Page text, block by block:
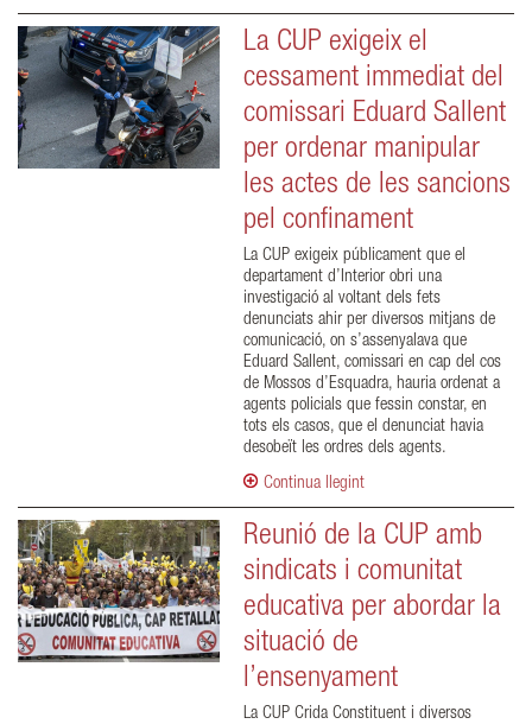
La CUP exigeix el
cessament immediat del
comissari Eduard Sallent
per ordenar manipular
les actes de les sancions
pel confinament
La CUP exigeix públicament que el
departament d’Interior obri una
investigació al voltant dels fets
denunciats ahir per diversos mitjans de
comunicació, on s’assenyalava que
Eduard Sallent, comissari en cap del cos
de Mossos d’Esquadra, hauria ordenat a
agents policials que fessin constar, en
tots els casos, que el denunciat havia
desobeït les ordres dels agents.
Continua llegint
Reunió de la CUP amb
sindicats i comunitat
educativa per abordar la
situació de
l’ensenyament
La CUP Crida Constituent i diversos